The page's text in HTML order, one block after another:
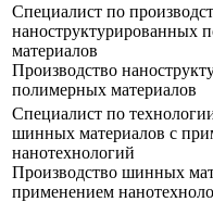
Специалист по
наноструктурированных
материалов
Производство
полимерных материалов
Специалист по
шинных материалов с
нанотехнологий
Производство шинных
применением